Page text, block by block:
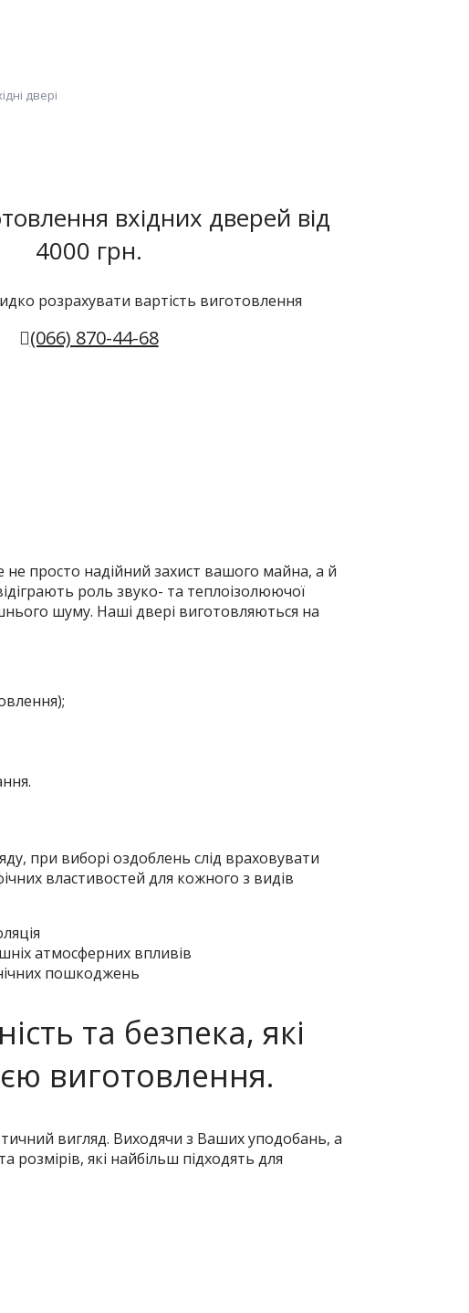
двері
вхідних дверей від
4000 грн.
розрахувати вартість виготовлення
(066) 870-44-68
не просто надійний захист вашого майна, а й
роль звуко- та теплоізолюючої
шуму. Наші двері виготовляються на
при виборі оздоблень слід враховувати
властивостей для кожного з видів
атмосферних впливів
пошкоджень
та безпека, які
виготовлення.
вигляд. Виходячи з Ваших уподобань, а
які найбільш підходять для